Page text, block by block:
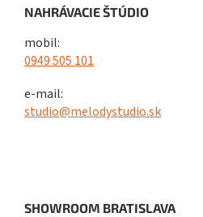
NAHRÁVACIE ŠTÚDIO
mobil:
0949 505 101
e-mail:
studio@melodystudio.sk
SHOWROOM BRATISLAVA